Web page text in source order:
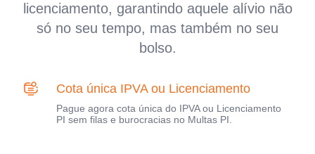
licenciamento, garantindo aquele alívio não
só no seu tempo, mas também no seu
bolso.
Cota única IPVA ou Licenciamento
Pague agora cota única do IPVA ou Licenciamento
PI sem filas e burocracias no Multas PI.